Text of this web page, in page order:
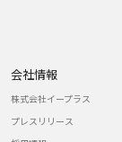
会社情報
株式会社イープラス
プレスリリース